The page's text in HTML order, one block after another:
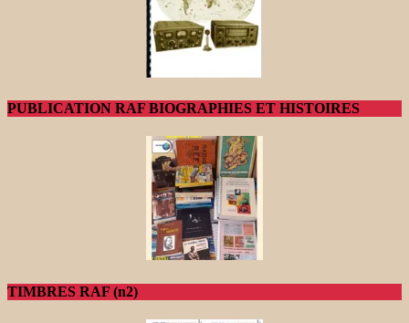
PUBLICATION RAF BIOGRAPHIES ET HISTOIRES
TIMBRES RAF (n2)